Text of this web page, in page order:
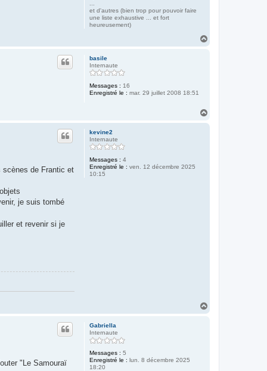
et d'autres (bien trop pour pouvoir faire
une liste exhaustive ... et fort
heureusement)
basile
Internaute
Messages : 16
Enregistré le : mar. 29 juillet 2008 18:51
kevine2
Internaute
Messages : 4
Enregistré le : ven. 12 décembre 2025
10:15
scènes de Frantic et
je suis tombé
et revenir si je
Gabriella
Internaute
Messages : 5
Enregistré le : lun. 8 décembre 2025
18:20
"Le Samouraï